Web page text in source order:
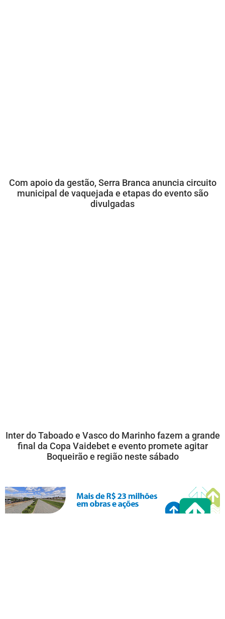
Com apoio da gestão, Serra Branca anuncia circuito
municipal de vaquejada e etapas do evento são
divulgadas
Inter do Taboado e Vasco do Marinho fazem a grande
final da Copa Vaidebet e evento promete agitar
Boqueirão e região neste sábado